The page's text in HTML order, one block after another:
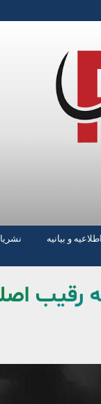
اطلاعیه و بیانیه